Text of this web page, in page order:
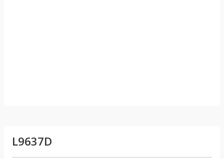
L9637D